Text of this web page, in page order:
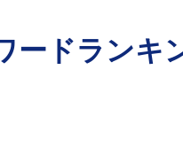
ードランキ